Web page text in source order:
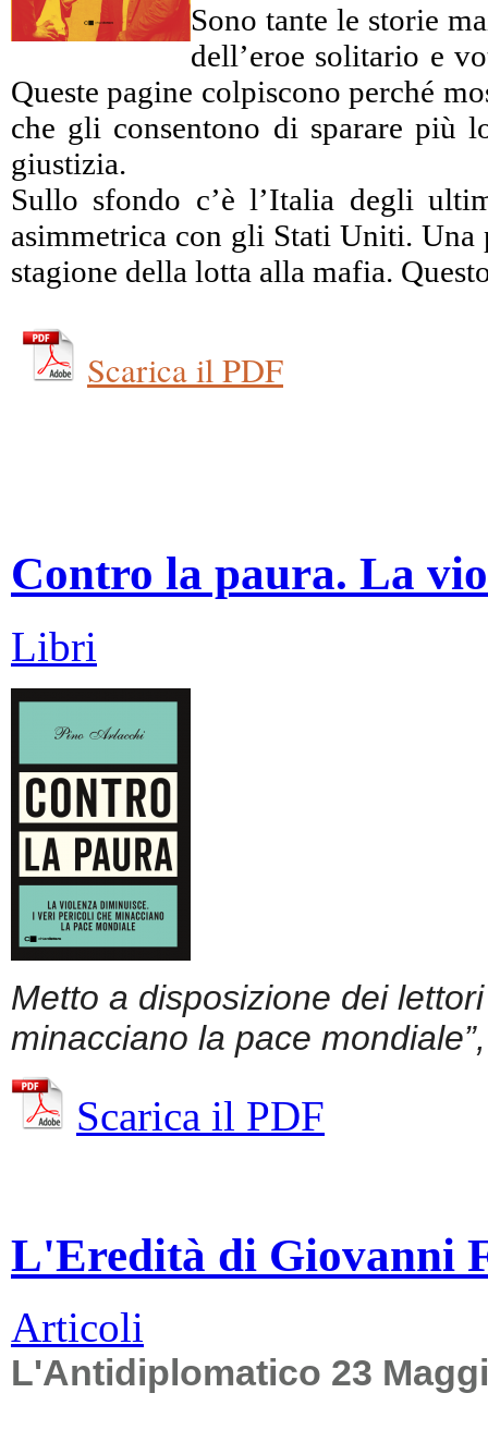
Sono tante le storie
dell’eroe solitario e
Queste pagine colpiscono perché
che gli consentono di sparare più
giustizia.
Sullo sfondo c’è l’Italia degli
asimmetrica con gli Stati Uniti. Una
stagione della lotta alla mafia.
Scarica il PDF
Contro la paura. La
Libri
Metto a disposizione dei
minacciano la pace
Scarica il PDF
L'Eredità di Giovanni
Articoli
L'Antidiplomatico 23